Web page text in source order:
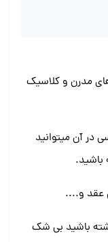
مدرن و کلاسیک
در آن میتوانید
باشید.
عقد و....
باشید بی شک